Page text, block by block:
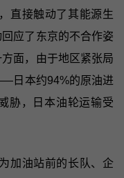
直接触动了其能源生
应了东京的不合作姿
面，由于地区紧张局
日本约94%的原油进
胁，日本油轮运输受
加油站前的长队、企